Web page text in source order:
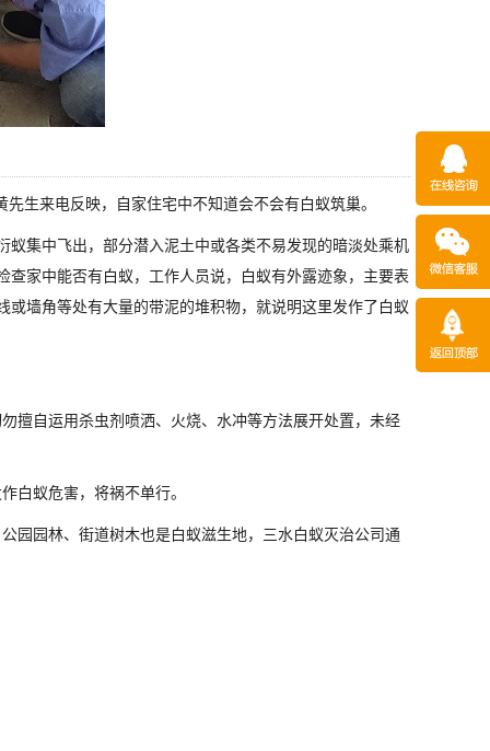
先生来电反映，自家住宅中不知道会不会有白蚁筑巢。
集中飞出，部分潜入泥土中或各类不易发现的暗淡处乘机
家中能否有白蚁，工作人员说，白蚁有外露迹象，主要表
墙角等处有大量的带泥的堆积物，就说明这里发作了白蚁
擅自运用杀虫剂喷洒、火烧、水冲等方法展开处置，未经
白蚁危害，将祸不单行。
园林、街道树木也是白蚁滋生地，三水白蚁灭治公司通